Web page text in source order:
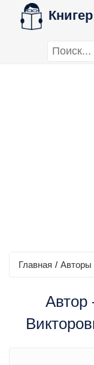
Книгер
Главная / Авторы
Автор